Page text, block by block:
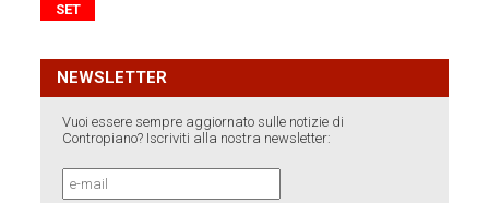
SET
NEWSLETTER
Vuoi essere sempre aggiornato sulle notizie di
Contropiano? Iscriviti alla nostra newsletter: